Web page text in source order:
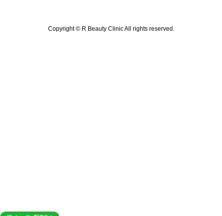
Copyright © R Beauty Clinic All rights reserved.